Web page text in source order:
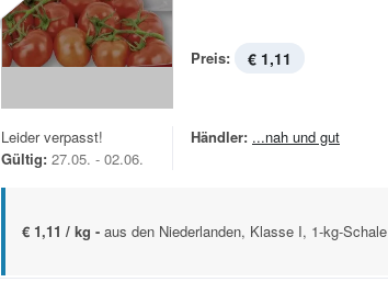
Preis: € 1,11
Leider verpasst!
Gültig: 27.05. - 02.06.
Händler: ...nah und gut
€ 1,11 / kg - aus den Niederlanden, Klasse I, 1-kg-Schale